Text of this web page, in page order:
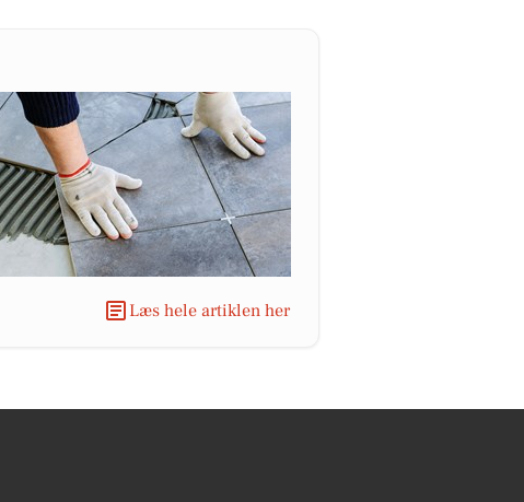
Læs hele artiklen her